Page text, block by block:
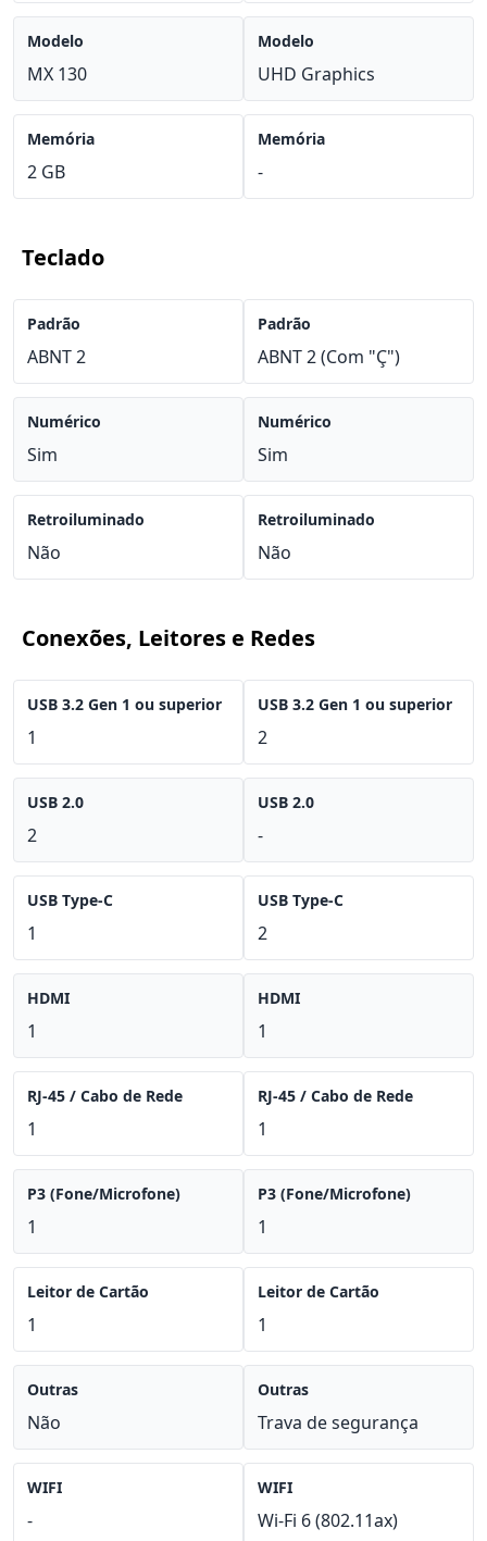
Modelo
MX 130
Memória
2 GB
Modelo
UHD Graphics
Memória
-
Teclado
Padrão
ABNT 2
Numérico
Sim
Retroiluminado
Não
Padrão
ABNT 2 (Com "Ç")
Numérico
Sim
Retroiluminado
Não
Conexões, Leitores e Redes
USB 3.2 Gen 1 ou superior
1
USB 2.0
2
USB Type-C
1
HDMI
1
RJ-45 / Cabo de Rede
1
P3 (Fone/Microfone)
1
Leitor de Cartão
1
Outras
Não
WIFI
-
USB 3.2 Gen 1 ou superior
2
USB 2.0
-
USB Type-C
2
HDMI
1
RJ-45 / Cabo de Rede
1
P3 (Fone/Microfone)
1
Leitor de Cartão
1
Outras
Trava de segurança
WIFI
Wi-Fi 6 (802.11ax)